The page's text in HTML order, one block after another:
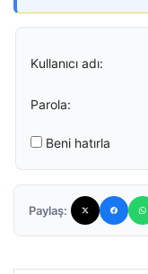
Kullanıcı adı:
Parola:
Beni hatırla
Paylaş: